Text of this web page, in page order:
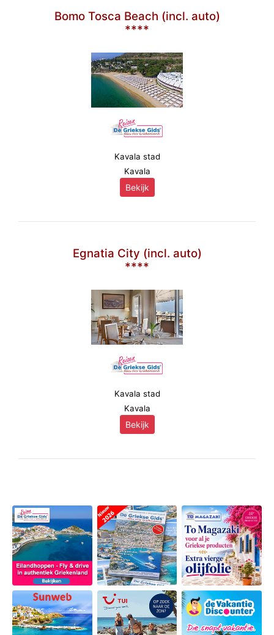
Bomo Tosca Beach (incl. auto)
****
Kavala stad
Kavala
Bekijk
Egnatia City (incl. auto)
****
Kavala stad
Kavala
Bekijk